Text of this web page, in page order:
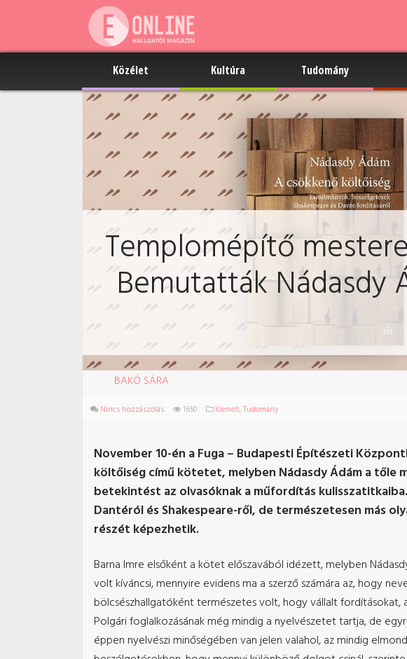
Közélet Kultúra Tudomány
Templomépítő
Bemutatták Nádasdy
BAKÓ SÁRA
Nincs hozzászólás 1650 Kiemelt,Tudomány
November 10-én a Fuga – Budapesti Építészeti
költőiség című kötetet, melyben Nádasdy Ádám a
betekintést az olvasóknak a műfordítás
Dantéról és Shakespeare-ről, de természetesen más
részét képezhetik.
Barna Imre elsőként a kötet előszavából idézett, melyben
volt kíváncsi, mennyire evidens ma a szerző számára az, hogy
bölcsészhallgatóként természetes volt, hogy vállalt fordításokat,
Polgári foglalkozásának még mindig a nyelvészetet tartja, de
éppen nyelvészi minőségében van jelen valahol, az mindig